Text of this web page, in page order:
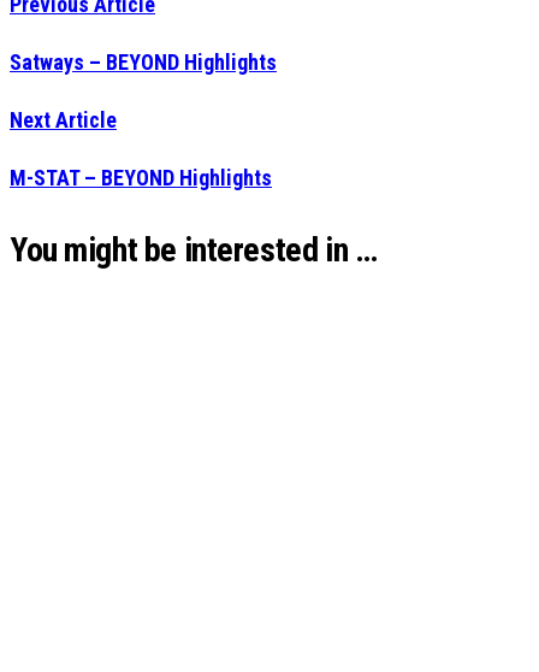
Satways – BEYOND Highlights
Next Article
M-STAT – BEYOND Highlights
You might be interested in …